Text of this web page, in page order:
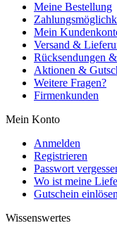
Meine Bestellung
Mein
Versand &
Rücksendungen
Aktionen &
Weitere Fragen?
Firmenkunden
Mein Konto
Anmelden
Registrieren
Passwort
Wo ist meine
Gutschein einlösen
Wissenswertes